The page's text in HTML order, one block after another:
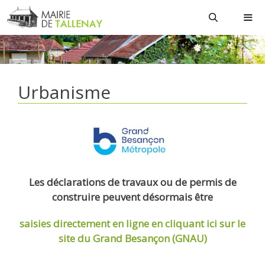
Aller
au
contenu
Urbanisme
Les déclarations de travaux ou de permis de
construire peuvent désormais être
saisies directement en ligneen cliquant ici sur le
site du Grand Besançon (GNAU)